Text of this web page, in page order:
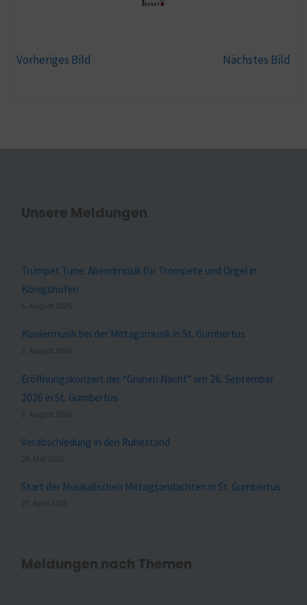
Vorheriges Bild Nächstes Bild
Unsere Meldungen
Trumpet Tune: Abendmusik für Trompete und Orgel in
Königshofen
5. August 2026
Klaviermusik bei der Mittagsmusik in St. Gumbertus
3. August 2026
Eröffnungskonzert der “Grünen Nacht” am 26. September
2026 in St. Gumbertus
3. August 2026
Verabschiedung in den Ruhestand
29. Mai 2026
Start der Musikalischen Mittagsandachten in St. Gumbertus
27. April 2026
Meldungen nach Themen